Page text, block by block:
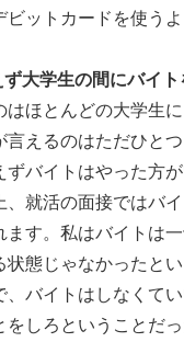
ットカードを使うよ
ず大学生の間にバイト
ほとんどの大学生
言えるのはただひと
ずバイトはやった方
、就活の面接ではバ
ます。私はバイトは
状態じゃなかったと
、バイトはしなくて
をしろということだ